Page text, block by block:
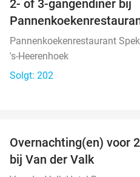
2- of 3-gangendiner bij
Pannenkoekenrestaurant
's-Heerenhoek
Solgt: 202
Overnachting(en) voor
bij Van der Valk